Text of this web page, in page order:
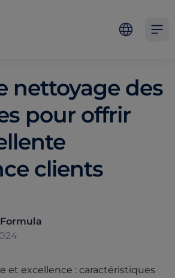
nettoyage des
pour offrir
clients
et excellence : caractéristiques